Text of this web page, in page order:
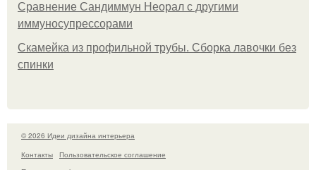
Сравнение Сандиммун Неорал с другими
иммуносупрессорами
Скамейка из профильной трубы. Сборка лавочки без
спинки
© 2026 Идеи дизайна интерьера
Контакты
Пользовательское соглашение